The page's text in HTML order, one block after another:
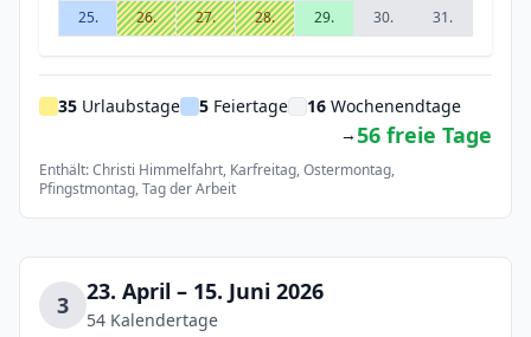
25.
26. 27. 28. 29. 30. 31.
35 Urlaubstage 5 Feiertage 16 Wochenendtage
→56 freie Tage
Enthält: Christi Himmelfahrt, Karfreitag, Ostermontag,
Pfingstmontag, Tag der Arbeit
3 23. April – 15. Juni 2026
54 Kalendertage